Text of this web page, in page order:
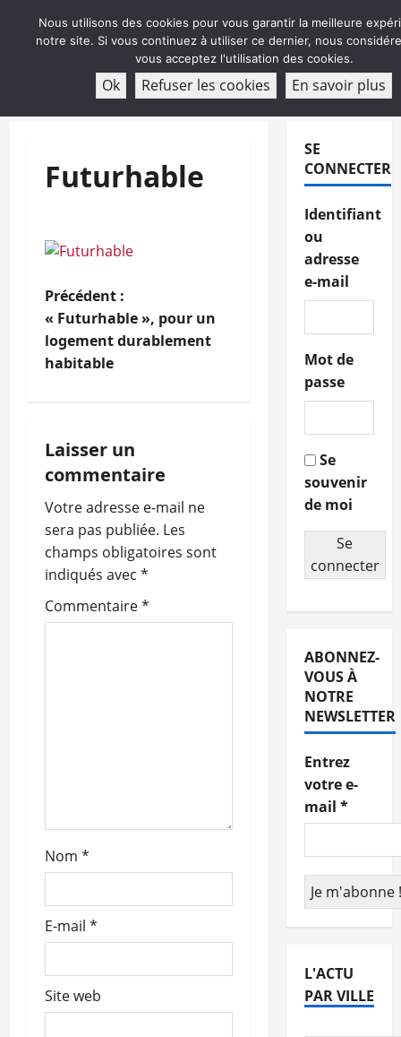
ABONNEMENT
Futurhable
N
a
v
g
a
t
i
o
t
i
c
l
e
Précédent :
« Futurhable », pour un
logement durablement
habitable
Laisser un
commentaire
Votre adresse e-mail ne
sera pas publiée. Les
champs obligatoires sont
indiqués avec *
Commentaire*
Nom *
E-mail *
Site web
SE
CONNECTER
Identifiant
ou
adresse
e-mail
Mot de
passe
Se
souvenir
de moi
Se
connecter
ABONNEZ-
VOUS À
NOTRE
NEWSLETTER
Entrez
votre e-
mail *
L'ACTU
PAR VILLE
Nous utilisons des cookies pour vous garantir la meilleure
notre site. Si vous continuez à utiliser ce dernier, nous
vous acceptez l'utilisation des cookies.
Ok Refuser les cookies En savoir plus